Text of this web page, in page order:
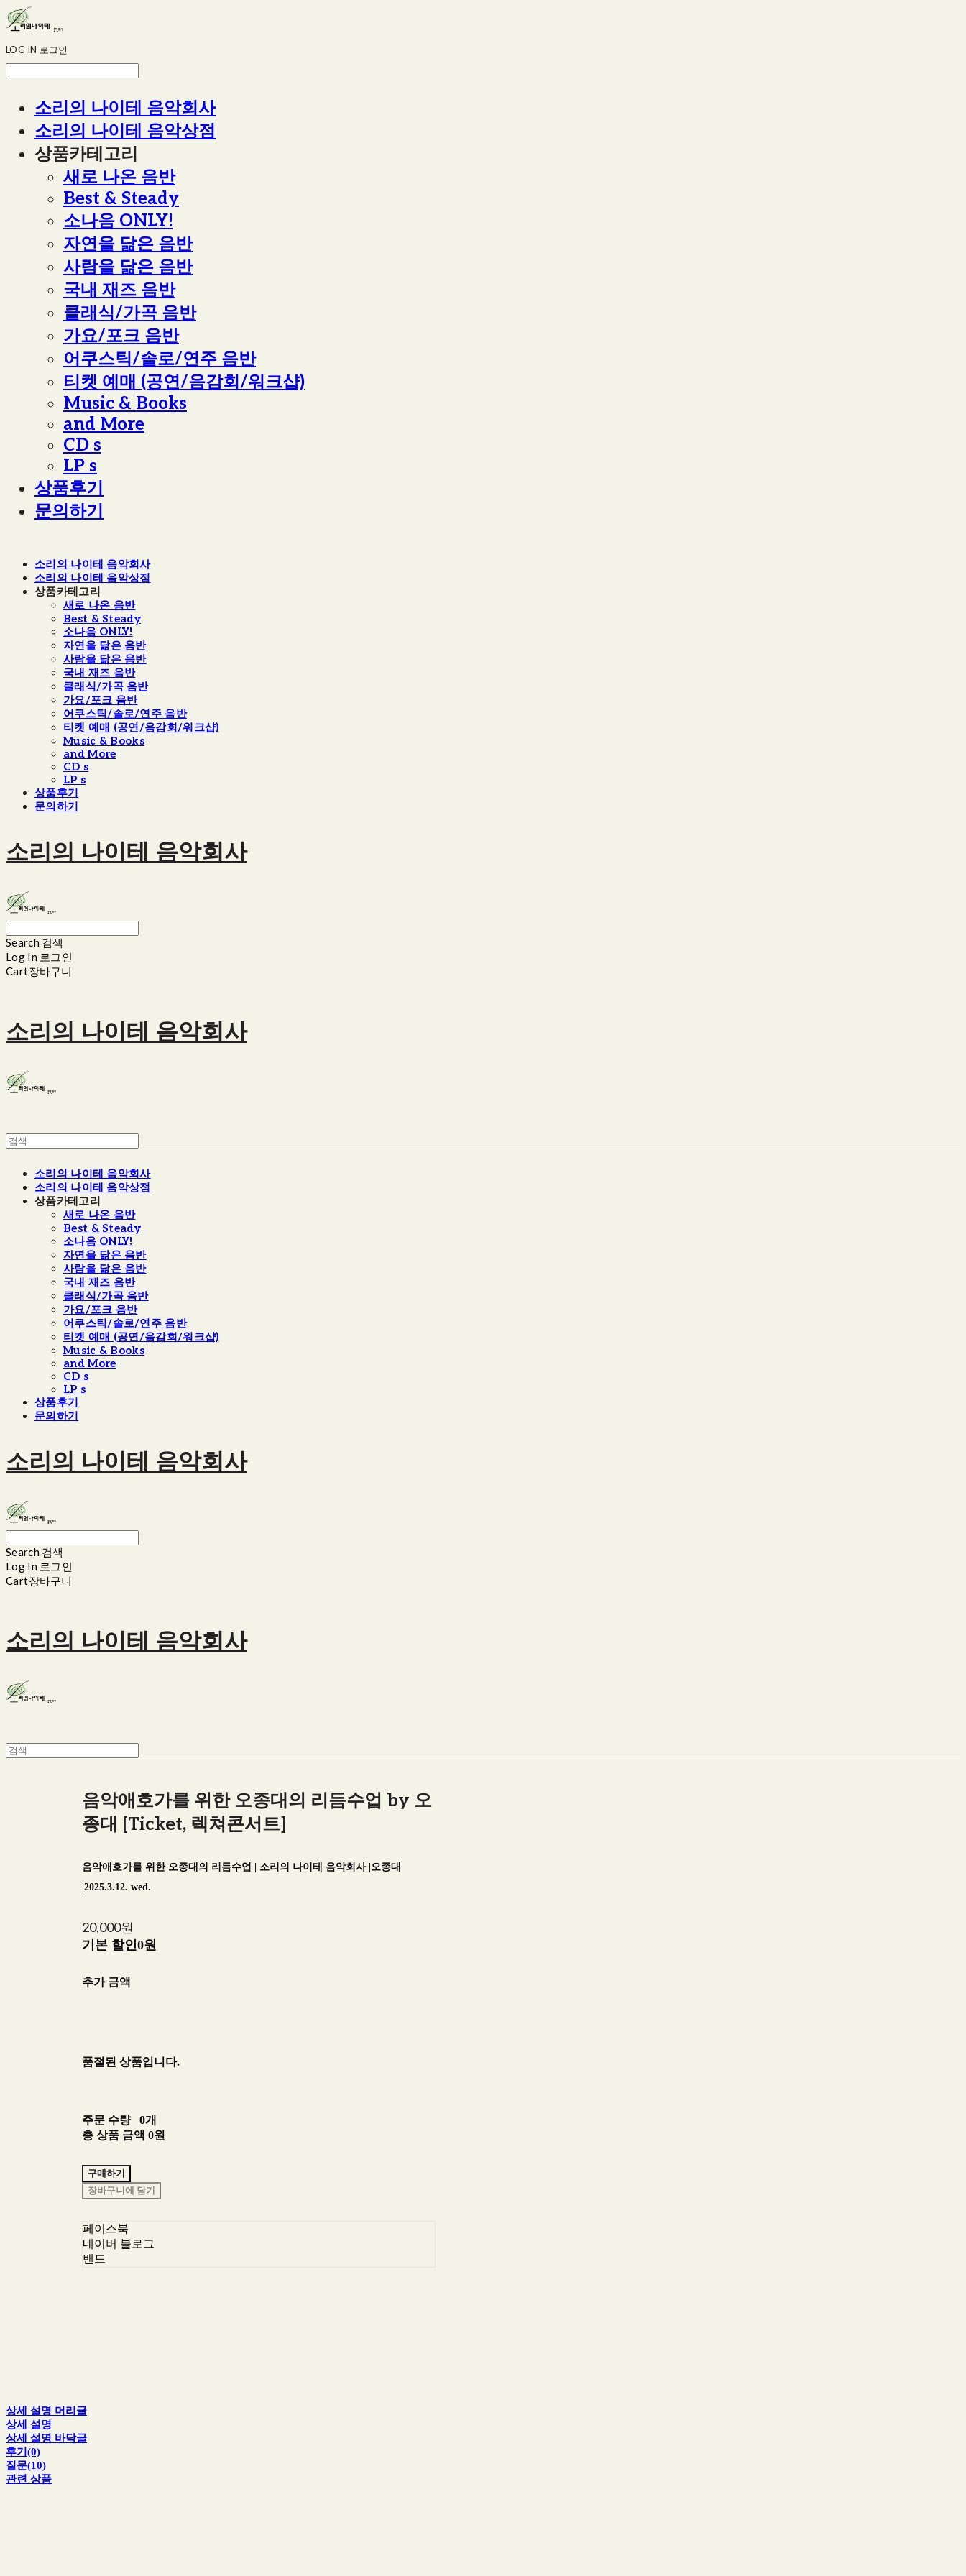
LOG IN 로그인
소리의 나이테 음악회사
소리의 나이테 음악상점
상품카테고리
새로 나온 음반
Best & Steady
소나음 ONLY!
자연을 닮은 음반
사람을 닮은 음반
국내 재즈 음반
클래식/가곡 음반
가요/포크 음반
어쿠스틱/솔로/연주 음반
티켓 예매 (공연/음감회/워크샵)
Music & Books
and More
CD s
LP s
상품후기
문의하기
소리의 나이테 음악회사
소리의 나이테 음악상점
상품카테고리
새로 나온 음반
Best & Steady
소나음 ONLY!
자연을 닮은 음반
사람을 닮은 음반
국내 재즈 음반
클래식/가곡 음반
가요/포크 음반
어쿠스틱/솔로/연주 음반
티켓 예매 (공연/음감회/워크샵)
Music & Books
and More
CD s
LP s
상품후기
문의하기
소리의 나이테 음악회사
Search 검색
Log In 로그인
Cart장바구니
소리의 나이테 음악회사
소리의 나이테 음악회사
소리의 나이테 음악상점
상품카테고리
새로 나온 음반
Best & Steady
소나음 ONLY!
자연을 닮은 음반
사람을 닮은 음반
국내 재즈 음반
클래식/가곡 음반
가요/포크 음반
어쿠스틱/솔로/연주 음반
티켓 예매 (공연/음감회/워크샵)
Music & Books
and More
CD s
LP s
상품후기
문의하기
소리의 나이테 음악회사
Search 검색
Log In 로그인
Cart장바구니
소리의 나이테 음악회사
음악애호가를 위한 오종대의 리듬수업 by 오
종대 [Ticket, 렉쳐콘서트]
음악애호가를 위한 오종대의 리듬수업 | 소리의 나이테 음악회사 |오종대
|2025.3.12. wed.
20,000원
기본 할인0원
추가 금액
품절된 상품입니다.
주문 수량
0개
총 상품 금액 0원
구매하기
장바구니에 담기
페이스북
네이버 블로그
밴드
상세 설명 머리글
상세 설명
상세 설명 바닥글
후기(0)
질문(10)
관련 상품